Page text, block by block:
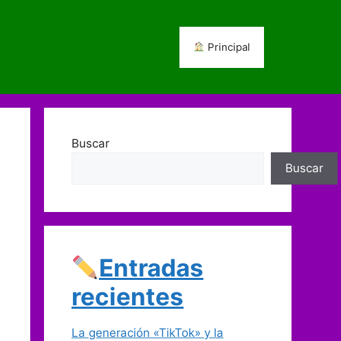
Principal
Buscar
Buscar
Entradas
recientes
La generación «TikTok» y la